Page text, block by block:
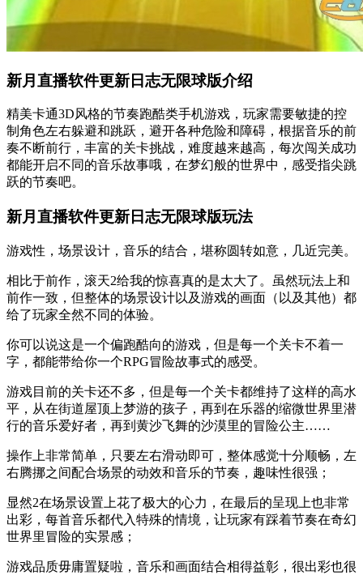
新月直播软件更新日志无限球版介绍
精美卡通3D风格的节奏跑酷类手机游戏，玩家需要敏捷的控
制角色左右躲避和跳跃，避开各种危险和障碍，根据音乐的前
奏不断前行，丰富的关卡挑战，难度越来越高，每次闯关成功
都能开启不同的音乐故事哦，在梦幻般的世界中，感受指尖跳
跃的节奏吧。
新月直播软件更新日志无限球版玩法
游戏性，场景设计，音乐的结合，堪称圆转如意，几近完美。
相比于前作，滚天2给我的惊喜真的是太大了。虽然玩法上和
前作一致，但整体的场景设计以及游戏的画面（以及其他）都
给了玩家全然不同的体验。
你可以说这是一个偏跑酷向的游戏，但是每一个关卡不着一
字，都能带给你一个RPG冒险故事式的感受。
游戏目前的关卡还不多，但是每一个关卡都维持了这样的高水
平，从在街道屋顶上梦游的孩子，再到在乐器的缩微世界里潜
行的音乐爱好者，再到黄沙飞舞的沙漠里的冒险公主……
操作上非常简单，只要左右滑动即可，整体感觉十分顺畅，左
右腾挪之间配合场景的动效和音乐的节奏，趣味性很强；
显然2在场景设置上花了极大的心力，在最后的呈现上也非常
出彩，每首音乐都代入特殊的情境，让玩家有踩着节奏在奇幻
世界里冒险的实景感；
游戏品质毋庸置疑啦，音乐和画面结合相得益彰，很出彩也很